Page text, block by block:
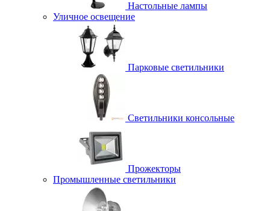
Настольные лампы
Уличное освещение
Парковые светильники
Светильники консольные
Прожекторы
Промышленные светильники